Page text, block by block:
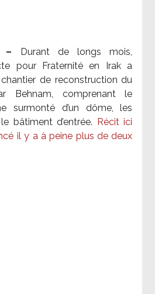
–
Durant de longs mois,
pour Fraternité en Irak a
de reconstruction du
Behnam, comprenant le
surmonté d’un dôme, les
bâtiment d’entrée.
Récit ici
il y a à peine plus de deux